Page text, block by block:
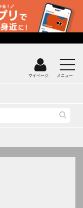
マイページ メニュー